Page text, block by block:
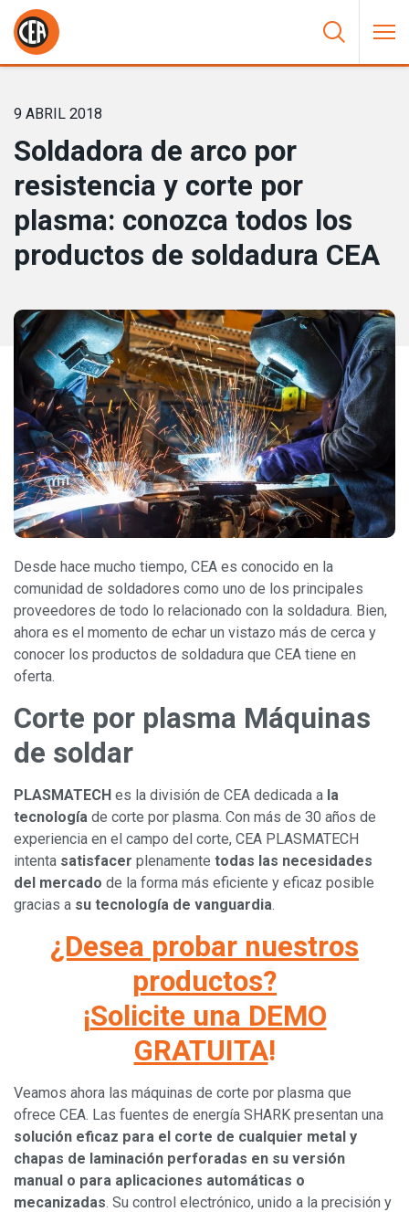
Saltar al contenido
HOME/
CORTE POR PLASMA: CONOZCA TODOS LOS PRODUCTOS DE
SOLDADURA CEA
9 ABRIL 2018
Soldadora de arco por
resistencia y corte por
plasma: conozca todos los
productos de soldadura CEA
Desde hace mucho tiempo, CEA es conocido en la
comunidad de soldadores como uno de los principales
proveedores de todo lo relacionado con la soldadura. Bien,
ahora es el momento de echar un vistazo más de cerca y
conocer los productos de soldadura que CEA tiene en
oferta.
Corte por plasma Máquinas
de soldar
PLASMATECH es la división de CEA dedicada a la
tecnología de corte por plasma. Con más de 30 años de
experiencia en el campo del corte, CEA PLASMATECH
intenta satisfacer plenamente todas las necesidades
del mercado de la forma más eficiente y eficaz posible
gracias a su tecnología de vanguardia.
¿Desea probar nuestros
productos?
¡Solicite una DEMO
GRATUITA!
Veamos ahora las máquinas de corte por plasma que
ofrece CEA. Las fuentes de energía SHARK presentan una
solución eficaz para el corte de cualquier metal y
chapas de laminación perforadas en su versión
manual o para aplicaciones automáticas o
mecanizadas. Su control electrónico, unido a la precisión y